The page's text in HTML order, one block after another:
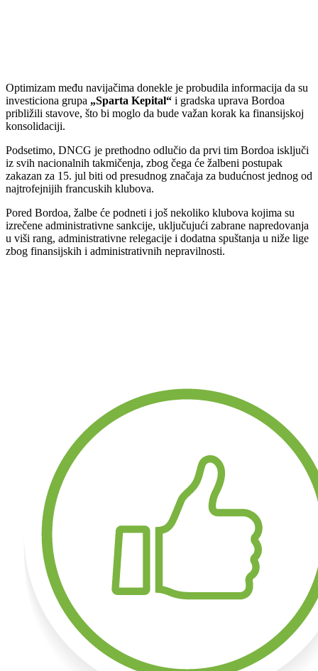
Optimizam među navijačima donekle je probudila informacija da su
investiciona grupa „Sparta Kepital“ i gradska uprava Bordoa
približili stavove, što bi moglo da bude važan korak ka finansijskoj
konsolidaciji.
Podsetimo, DNCG je prethodno odlučio da prvi tim Bordoa isključi
iz svih nacionalnih takmičenja, zbog čega će žalbeni postupak
zakazan za 15. jul biti od presudnog značaja za budućnost jednog od
najtrofejnijih francuskih klubova.
Pored Bordoa, žalbe će podneti i još nekoliko klubova kojima su
izrečene administrativne sankcije, uključujući zabrane napredovanja
u viši rang, administrativne relegacije i dodatna spuštanja u niže lige
zbog finansijskih i administrativnih nepravilnosti.